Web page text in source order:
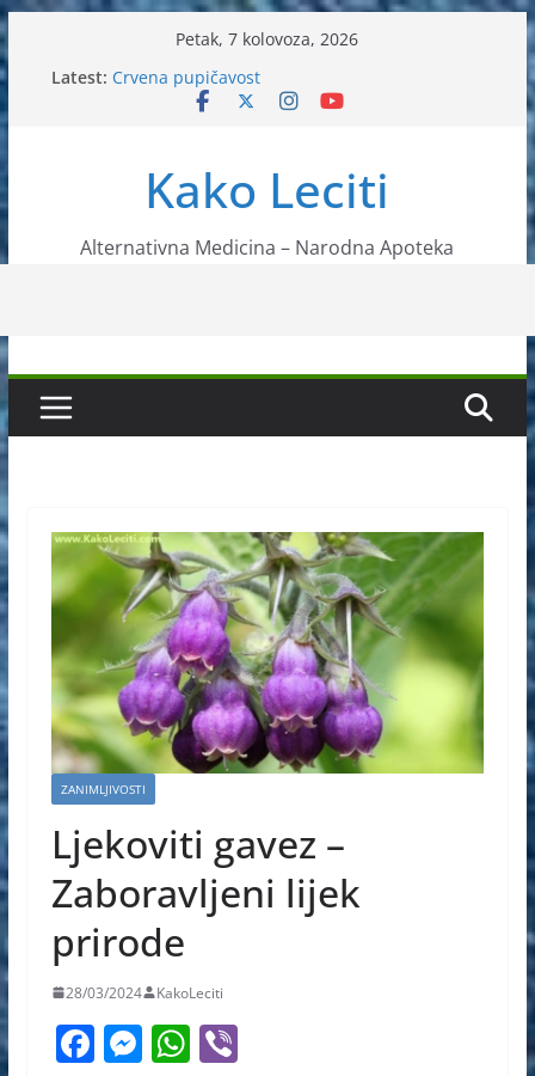
Skip
to
Petak, 7 kolovoza, 2026
Latest: Crvena pupičavost
Čir na želucu – Liječenje prirodnim metodama
Liječenje bubrežnog kamenca uz pomoć čaja
Kako Leciti
Alternativna Medicina – Narodna Apoteka
ZANIMLJIVOSTI
Ljekoviti gavez –
Zaboravljeni lijek
prirode
28/03/2024 KakoLeciti
F M W Vi